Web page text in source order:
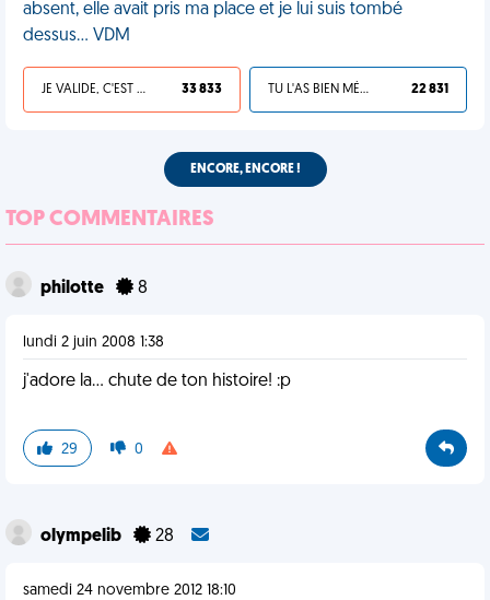
absent, elle avait pris ma place et je lui suis tombé
dessus... VDM
JE VALIDE, C'EST UNE VDM 33 833 TU L'AS BIEN MÉRITÉ 22 831
ENCORE, ENCORE !
TOP COMMENTAIRES
philotte 8
lundi 2 juin 2008 1:38
j'adore la... chute de ton histoire! :p
29 0
olympelib 28
samedi 24 novembre 2012 18:10